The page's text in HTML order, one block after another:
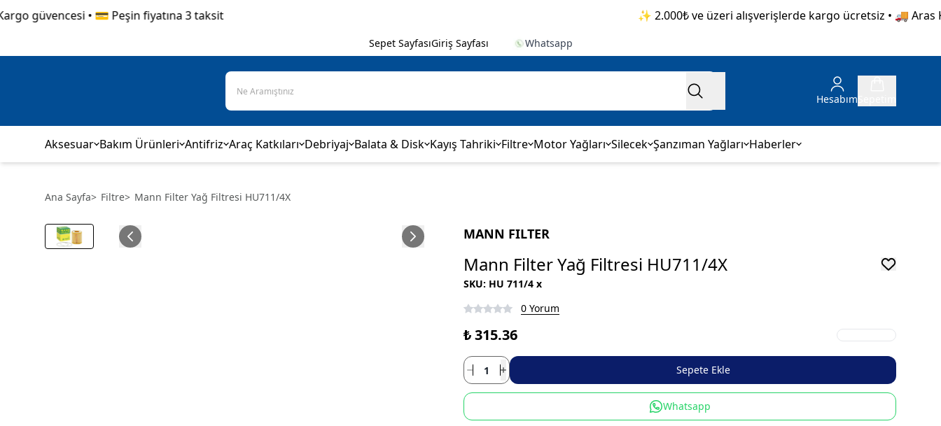
güvencesi • 💳 Peşin fiyatına 3 taksit ✨ 2.000₺ ve üzeri alışverişlerde kargo ücretsiz • 🚚 Aras
Sepet SayfasıGiriş Sayfası Whatsapp
Hesabım
Aksesuar Bakım Ürünleri Antifriz Araç Katkıları Debriyaj Balata & Disk Kayış Tahriki Filtre Motor Yağları Silecek Şanzıman Yağları Haberler
Ana Sayfa> Filtre> Mann Filter Yağ Filtresi HU711/4X
MANN FILTER
Mann Filter Yağ Filtresi HU711/4X
SKU: HU 711/4 x
0 Yorum
₺ 315.36
Sepete Ekle
Whatsapp